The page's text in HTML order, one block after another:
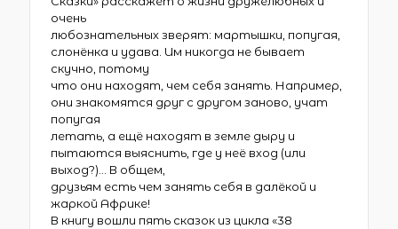
очень
любознательных зверят: мартышки, попугая,
слонёнка и удава. Им никогда не бывает
скучно, потому
что они находят, чем себя занять. Например,
они знакомятся друг с другом заново, учат
попугая
летать, а ещё находят в земле дыру и
пытаются выяснить, где у неё вход (или
выход?)… В общем,
друзьям есть чем занять себя в далёкой и
жаркой Африке!
В книгу вошли пять сказок из цикла «38